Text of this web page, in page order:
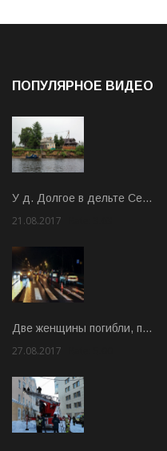
ПОПУЛЯРНОЕ ВИДЕО
У д. Долгое в дельте Се…
21.08.2017
Две женщины погибли, п…
27.08.2017